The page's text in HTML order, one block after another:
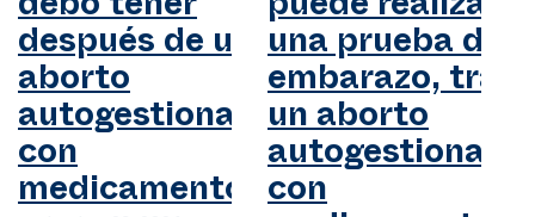
debo tener
después de un
aborto
autogestionado
con
medicamentos?
puede realizar
una prueba de
embarazo, tras
un aborto
autogestionado
con